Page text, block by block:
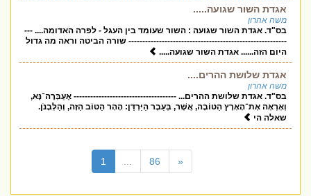
אגדת השור שגועה.....
משה אהרון
בס"ד. אגדת השור שגועה : השור שעומד בין העגל - לפרה האדומה.... ---
--------------------------------------------------------- שורה הביטה וראה מה גדול
היום הזה...... אגדת השור שגועה.....
אגדת שלושת ההרים....
משה אהרון
בס"ד. אגדת שלושת ההרים... ------------------------------------- אֶעְבְּרָה־נָּא,
וְאֶרְאֶה אֶת־הָאָרֶץ הַטּוֹבָה, אֲשֶׁר, בְּעֵבֶר הַיַּרְדֵּן: הָהָר הַטּוֹב הַזֶּה, וְהַלְּבָנֹן.
שאלה הי
1 86 «